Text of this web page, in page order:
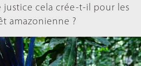
justice cela crée-t-il pour les
amazonienne ?